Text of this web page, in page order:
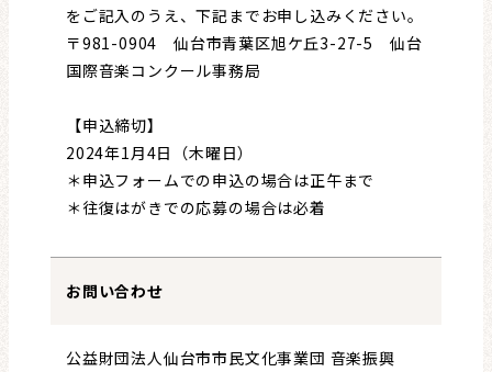
をご記入のうえ、下記までお申し込みください。
〒981-0904 仙台市青葉区旭ケ丘3-27-5 仙台
国際音楽コンクール事務局
【申込締切】
2024年1月4日（木曜日）
＊申込フォームでの申込の場合は正午まで
＊往復はがきでの応募の場合は必着
お問い合わせ
公益財団法人仙台市市民文化事業団 音楽振興